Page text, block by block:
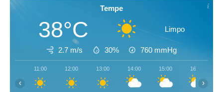
Tempe
38°C Limpo
2.7 m/s 30% 760 mmHg
11:00 12:00 13:00 14:00 15:00 16:00
‹ ›